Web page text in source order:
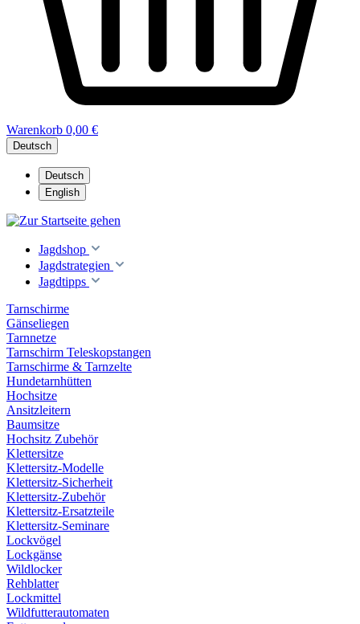
Warenkorb 0,00 €
Deutsch
Deutsch
English
Jagdshop
Jagdstrategien
Jagdtipps
Tarnschirme
Gänseliegen
Tarnnetze
Tarnschirm Teleskopstangen
Tarnschirme & Tarnzelte
Hundetarnhütten
Hochsitze
Ansitzleitern
Baumsitze
Hochsitz Zubehör
Klettersitze
Klettersitz-Modelle
Klettersitz-Sicherheit
Klettersitz-Zubehör
Klettersitz-Ersatzteile
Klettersitz-Seminare
Lockvögel
Lockgänse
Wildlocker
Rehblatter
Lockmittel
Wildfutterautomaten